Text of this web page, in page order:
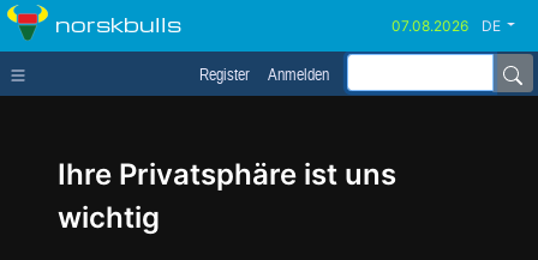
Ihre Privatsphäre ist uns
wichtig
norskbulls DE
Register Anmelden